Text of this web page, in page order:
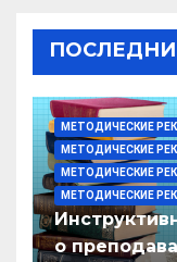
МЕТОДИЧЕСКИЕ
МЕТОДИЧЕСКИЕ
МЕТОДИЧЕСКИЕ
МЕТОДИЧЕСКИЕ
о